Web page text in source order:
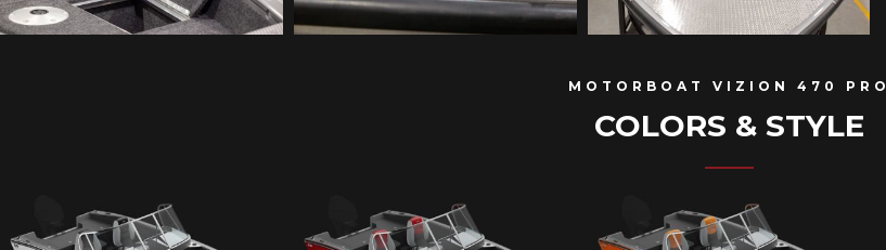
MOTORBOAT VIZION 470 PRO
COLORS & STYLE